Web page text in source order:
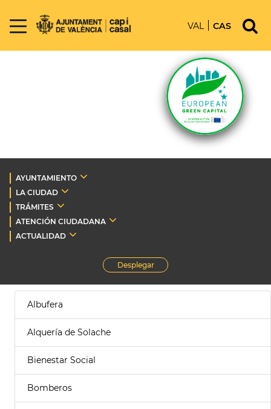
VAL CAS
AYUNTAMIENTO
LA CIUDAD
TRÁMITES
ATENCIÓN CIUDADANA
ACTUALIDAD
Desplegar
Albufera
Alquería de Solache
Bienestar Social
Bomberos